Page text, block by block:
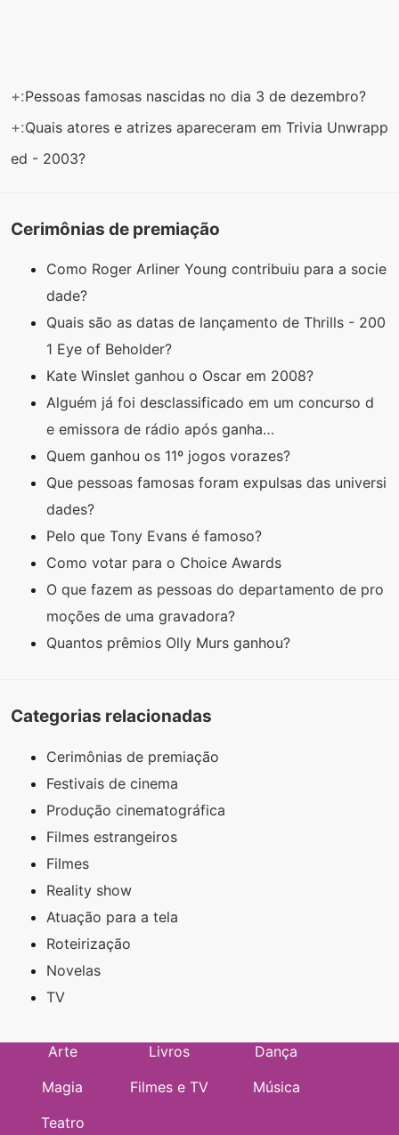
+:Pessoas famosas nascidas no dia 3 de dezembro?
+:Quais atores e atrizes apareceram em Trivia Unwrapp
ed - 2003?
Cerimônias de premiação
Como Roger Arliner Young contribuiu para a socie
dade?
Quais são as datas de lançamento de Thrills - 200
1 Eye of Beholder?
Kate Winslet ganhou o Oscar em 2008?
Alguém já foi desclassificado em um concurso d
e emissora de rádio após ganha…
Quem ganhou os 11º jogos vorazes?
Que pessoas famosas foram expulsas das universi
dades?
Pelo que Tony Evans é famoso?
Como votar para o Choice Awards
O que fazem as pessoas do departamento de pro
moções de uma gravadora?
Quantos prêmios Olly Murs ganhou?
Categorias relacionadas
Cerimônias de premiação
Festivais de cinema
Produção cinematográfica
Filmes estrangeiros
Filmes
Reality show
Atuação para a tela
Roteirização
Novelas
TV
Arte Livros
Dança
Magia
Filmes e TV
Música
Teatro